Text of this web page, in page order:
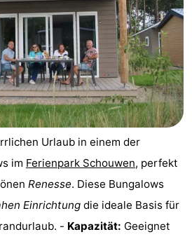
Urlaub in einem der
im Ferienpark Schouwen, perfekt
Renesse. Diese Bungalows
Einrichtung die ideale Basis für
- Kapazität: Geeignet